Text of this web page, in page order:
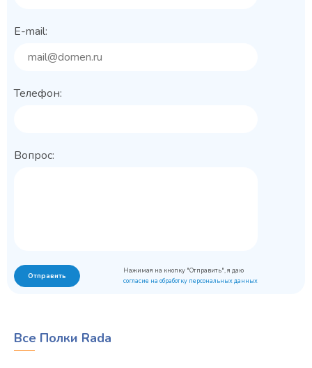
E-mail:
Телефон:
Вопрос:
Отправить
Нажимая на кнопку "Отправить", я даю
согласие на обработку персональных данных
Все Полки Rada